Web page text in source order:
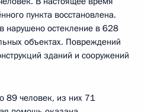
пункта восстановлена.
нарушено остекление в 628
объектах. Повреждений
зданий и сооружений
89 человек, из них 71